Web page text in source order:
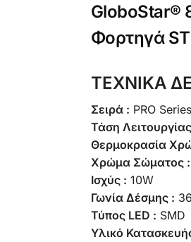
GloboStar®
Φορτηγά
ΤΕΧΝΙΚΑ
Σειρά : PRO Series
Τάση
Θερμοκρασία
Χρώμα Σώματος :
Ισχύς : 10W
Γωνία Δέσμης :
Τύπος LED : SMD
Υλικό